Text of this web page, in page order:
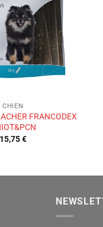
CHIEN
FRANCODEX
15,75€